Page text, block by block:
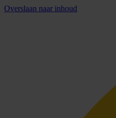
Overslaan naar inhoud